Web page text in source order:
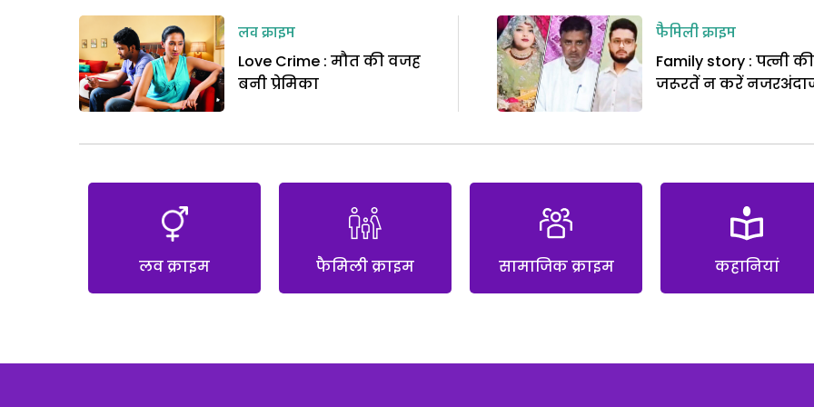
लव क्राइम
Love Crime : मौत की वजह
बनी प्रेमिका
फैमिली क्राइम
Family story : पत्नी की
जरूरतें न करें
लव क्राइम फैमिली क्राइम सामाजिक क्राइम कहानियां